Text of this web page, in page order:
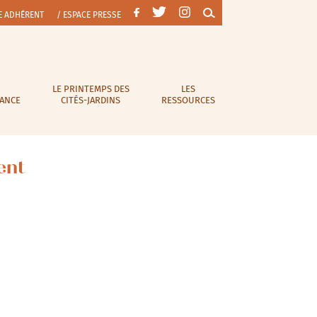
ADHÉRENT / ESPACE PRESSE
LE PRINTEMPS DES
CITÉS-JARDINS
LES
RESSOURCES